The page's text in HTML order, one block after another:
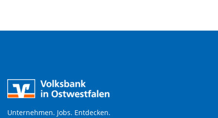
Unternehmen. Jobs. Entdecken.